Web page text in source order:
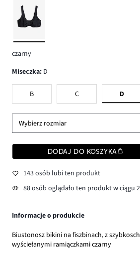
czarny
Miseczka: D
B C D
Wybierz rozmiar
DODAJ DO KOSZYKA
143 osób lubi ten produkt
88 osób oglądało ten produkt w ciągu
Informacje o produkcie
Biustonosz bikini na fiszbinach, z
wyściełanymi ramiączkami czarny